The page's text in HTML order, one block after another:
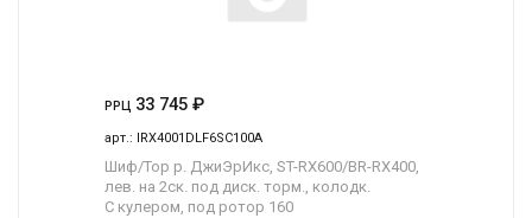
РРЦ 33 745 ₽
арт.: IRX4001DLF6SC100A
Шиф/Тор р. ДжиЭрИкс, ST-RX600/BR-RX400,
лев. на 2ск. под диск. торм., колодк.
С кулером, под ротор 160